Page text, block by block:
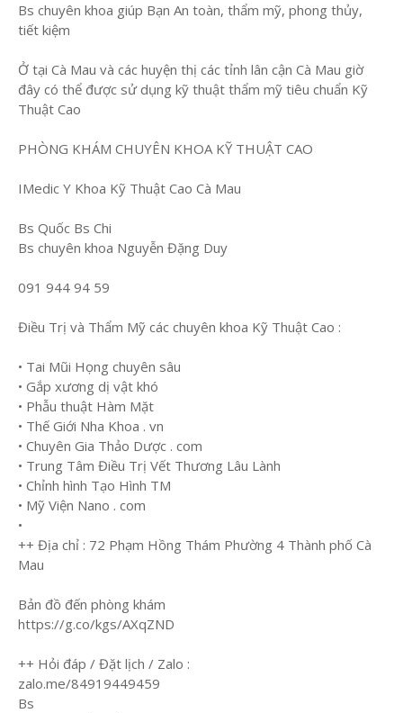
Bs chuyên khoa giúp Bạn An toàn, thẩm mỹ, phong thủy,
tiết kiệm
Ở tại Cà Mau và các huyện thị các tỉnh lân cận Cà Mau giờ
đây có thể được sử dụng kỹ thuật thẩm mỹ tiêu chuẩn Kỹ
Thuật Cao
PHÒNG KHÁM CHUYÊN KHOA KỸ THUẬT CAO
IMedic Y Khoa Kỹ Thuật Cao Cà Mau
Bs Quốc Bs Chi
Bs chuyên khoa Nguyễn Đặng Duy
091 944 94 59
Điều Trị và Thẩm Mỹ các chuyên khoa Kỹ Thuật Cao :
• Tai Mũi Họng chuyên sâu
• Gắp xương dị vật khó
• Phẫu thuật Hàm Mặt
• Thế Giới Nha Khoa . vn
• Chuyên Gia Thảo Dược . com
• Trung Tâm Điều Trị Vết Thương Lâu Lành
• Chỉnh hình Tạo Hình TM
• Mỹ Viện Nano . com
•
++ Địa chỉ : 72 Phạm Hồng Thám Phường 4 Thành phố Cà
Mau
Bản đồ đến phòng khám
https://g.co/kgs/AXqZND
++ Hỏi đáp / Đặt lịch / Zalo :
zalo.me/84919449459
Bs